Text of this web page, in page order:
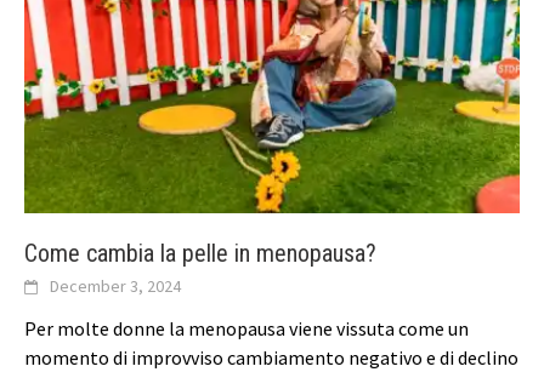
Come cambia la pelle in menopausa?
December 3, 2024
Per molte donne la menopausa viene vissuta come un
momento di improvviso cambiamento negativo e di declino